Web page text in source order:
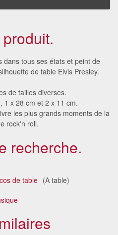
dans tous ses états et peint de
de table Elvis Presley.
de tailles diverses.
1 x 28 cm et 2 x 11 cm.
les plus grands moments de la
rock'n roll.
recherche.
de table (A table)